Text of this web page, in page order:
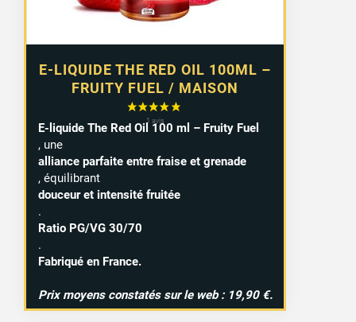
E-LIQUIDE THE RED OIL 100ML –
FRUITY FUEL / MAISON
E-liquide The Red Oil 100 ml – Fruity Fuel
, une
alliance parfaite entre fraise et grenade
, équilibrant
douceur et intensité fruitée
.
Ratio PG/VG 30/70
.
Fabriqué en France.
Prix moyens constatés sur le web : 19,90 €.